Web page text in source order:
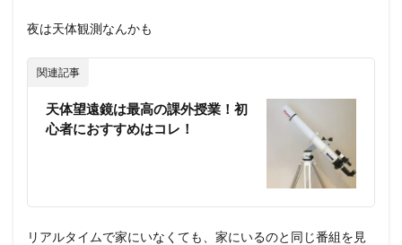
夜は天体観測なんかも
関連記事
天体望遠鏡は最高の課外授業！初
心者におすすめはコレ！
リアルタイムで家にいなくても、家にいるのと同じ番組を見